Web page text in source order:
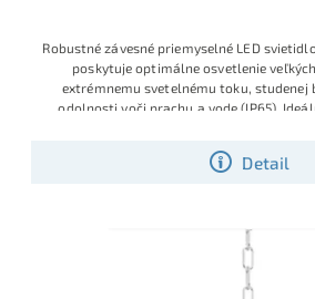
Detail
Robustné závesné priemyselné LED
poskytuje optimálne osvetlenie
extrémnemu svetelnému toku, studenej
odolnosti voči prachu a vode (IP65).